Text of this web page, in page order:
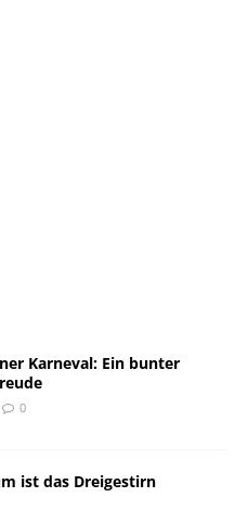
Karneval: Ein bunter
0
ist das Dreigestirn